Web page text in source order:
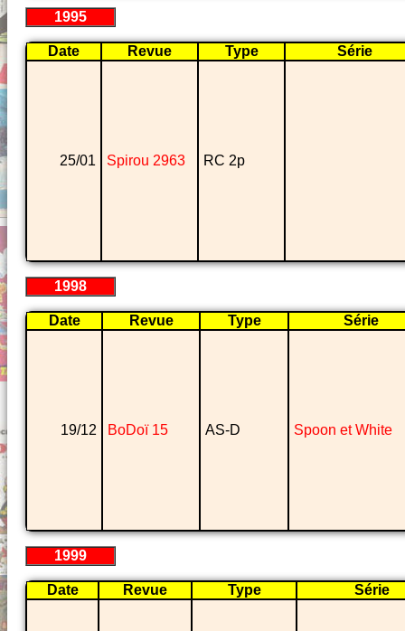
1995
Date Revue Type Série
25/01 Spirou 2963 RC 2p
1998
Date Revue Type Série
19/12 BoDoï 15 AS-D Spoon et White
1999
Date Revue Type Série